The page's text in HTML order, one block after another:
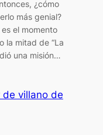
¿cómo
más genial?
el momento
la mitad de “La
una misión…